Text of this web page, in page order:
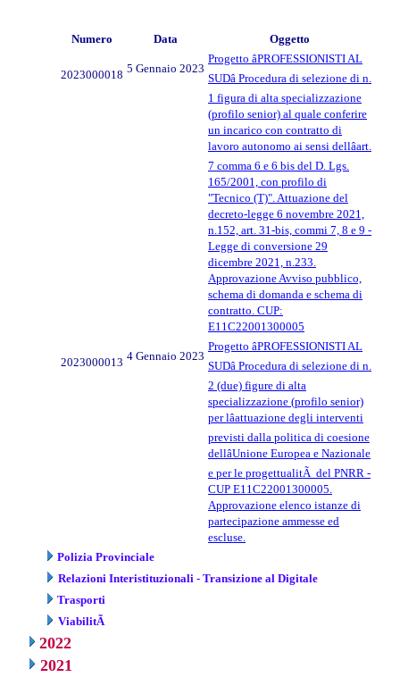
Numero Data Oggetto
2023000018 5 Gennaio 2023
Progetto âPROFESSIONISTI AL
SUDâ Procedura di selezione di n.
1 figura di alta specializzazione
(profilo senior) al quale conferire
un incarico con contratto di
lavoro autonomo ai sensi dellâart.
7 comma 6 e 6 bis del D. Lgs.
165/2001, con profilo di
"Tecnico (T)". Attuazione del
decreto-legge 6 novembre 2021,
n.152, art. 31-bis, commi 7, 8 e 9 -
Legge di conversione 29
dicembre 2021, n.233.
Approvazione Avviso pubblico,
schema di domanda e schema di
contratto. CUP:
E11C22001300005
2023000013 4 Gennaio 2023
Progetto âPROFESSIONISTI AL
SUDâ Procedura di selezione di n.
2 (due) figure di alta
specializzazione (profilo senior)
per lâattuazione degli interventi
previsti dalla politica di coesione
dellâUnione Europea e Nazionale
e per le progettualitÃ del PNRR -
CUP E11C22001300005.
Approvazione elenco istanze di
partecipazione ammesse ed
escluse.
Polizia Provinciale
Relazioni Interistituzionali - Transizione al Digitale
Trasporti
ViabilitÃ
2022
2021